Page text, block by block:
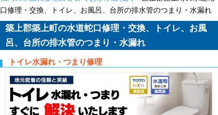
口修理・交換、トイレ、お風呂、台所の排水管のつまり・水漏れ
築上郡築上町の水道蛇口修理・交換、トイレ、お風
呂、台所の排水管のつまり・水漏れ
トイレ水漏れ・つまり修理